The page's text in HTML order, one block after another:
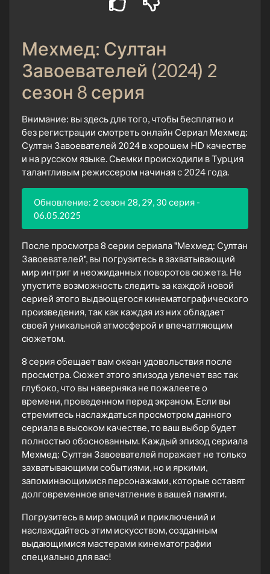
Мехмед: Султан
Завоевателей (2024) 2
сезон 8 серия
Внимание: вы здесь для того, чтобы бесплатно и
без регистрации смотреть онлайн Сериал Мехмед:
Султан Завоевателей 2024 в хорошем HD качестве
и на русском языке. Сьемки происходили в Турция
талантливым режиссером начиная с 2024 года.
Обновление: 2 сезон 28, 29, 30 серия -
06.05.2025
После просмотра 8 серии сериала "Мехмед: Султан
Завоевателей", вы погрузитесь в захватывающий
мир интриг и неожиданных поворотов сюжета. Не
упустите возможность следить за каждой новой
серией этого выдающегося кинематографического
произведения, так как каждая из них обладает
своей уникальной атмосферой и впечатляющим
сюжетом.
8 серия обещает вам океан удовольствия после
просмотра. Сюжет этого эпизода увлечет вас так
глубоко, что вы наверняка не пожалеете о
времени, проведенном перед экраном. Если вы
стремитесь наслаждаться просмотром данного
сериала в высоком качестве, то ваш выбор будет
полностью обоснованным. Каждый эпизод сериала
Мехмед: Султан Завоевателей поражает не только
захватывающими событиями, но и яркими,
запоминающимися персонажами, которые оставят
долговременное впечатление в вашей памяти.
Погрузитесь в мир эмоций и приключений и
наслаждайтесь этим искусством, созданным
выдающимися мастерами кинематографии
специально для вас!